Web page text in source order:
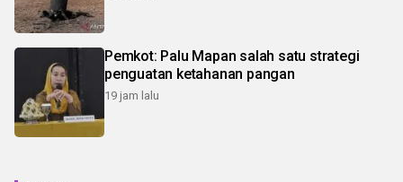
Pemkot: Palu Mapan salah satu strategi
penguatan ketahanan pangan
19 jam lalu